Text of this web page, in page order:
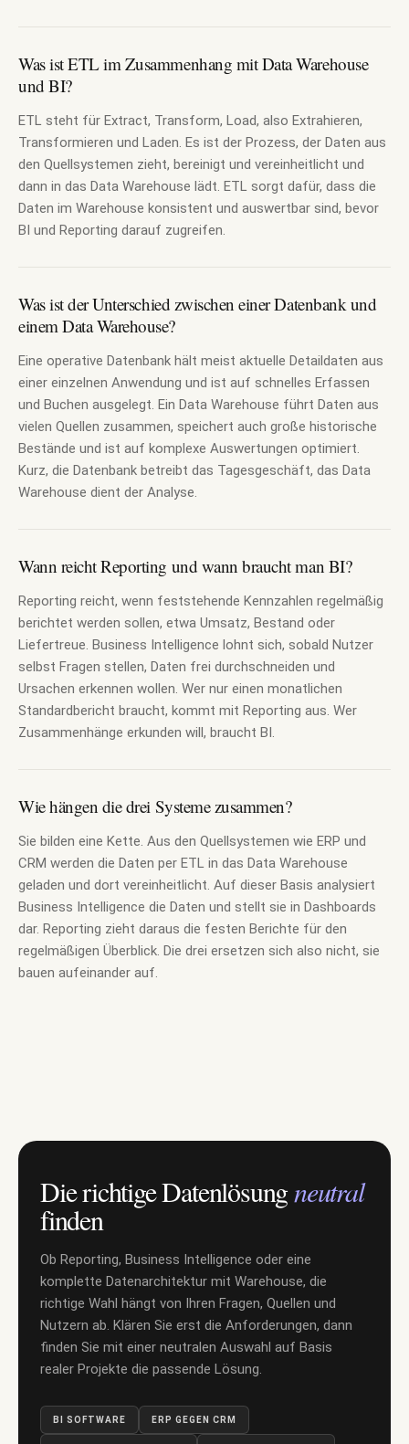
Was ist ETL im Zusammenhang mit Data Warehouse
und BI?
ETL steht für Extract, Transform, Load, also Extrahieren,
Transformieren und Laden. Es ist der Prozess, der Daten aus
den Quellsystemen zieht, bereinigt und vereinheitlicht und
dann in das Data Warehouse lädt. ETL sorgt dafür, dass die
Daten im Warehouse konsistent und auswertbar sind, bevor
BI und Reporting darauf zugreifen.
Was ist der Unterschied zwischen einer Datenbank und
einem Data Warehouse?
Eine operative Datenbank hält meist aktuelle Detaildaten aus
einer einzelnen Anwendung und ist auf schnelles Erfassen
und Buchen ausgelegt. Ein Data Warehouse führt Daten aus
vielen Quellen zusammen, speichert auch große historische
Bestände und ist auf komplexe Auswertungen optimiert.
Kurz, die Datenbank betreibt das Tagesgeschäft, das Data
Warehouse dient der Analyse.
Wann reicht Reporting und wann braucht man BI?
Reporting reicht, wenn feststehende Kennzahlen regelmäßig
berichtet werden sollen, etwa Umsatz, Bestand oder
Liefertreue. Business Intelligence lohnt sich, sobald Nutzer
selbst Fragen stellen, Daten frei durchschneiden und
Ursachen erkennen wollen. Wer nur einen monatlichen
Standardbericht braucht, kommt mit Reporting aus. Wer
Zusammenhänge erkunden will, braucht BI.
Wie hängen die drei Systeme zusammen?
Sie bilden eine Kette. Aus den Quellsystemen wie ERP und
CRM werden die Daten per ETL in das Data Warehouse
geladen und dort vereinheitlicht. Auf dieser Basis analysiert
Business Intelligence die Daten und stellt sie in Dashboards
dar. Reporting zieht daraus die festen Berichte für den
regelmäßigen Überblick. Die drei ersetzen sich also nicht, sie
bauen aufeinander auf.
Die richtige Datenlösungneutral
finden
Ob Reporting, Business Intelligence oder eine
komplette Datenarchitektur mit Warehouse, die
richtige Wahl hängt von Ihren Fragen, Quellen und
Nutzern ab. Klären Sie erst die Anforderungen, dann
finden Sie mit einer neutralen Auswahl auf Basis
realer Projekte die passende Lösung.
BI SOFTWARE ERP GEGEN CRM